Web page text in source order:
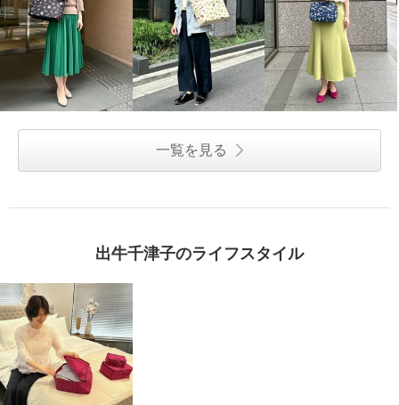
一覧を見る
出牛千津子のライフスタイル